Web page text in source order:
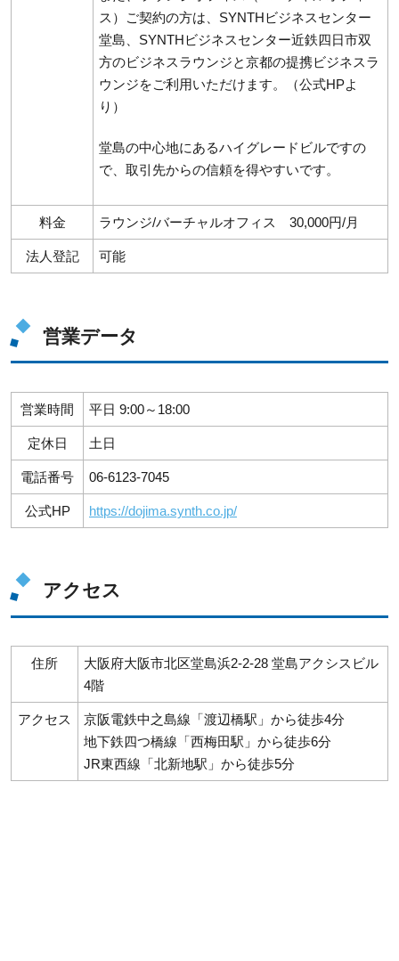
ス）ご契約の方は、SYNTHビジネスセンター
堂島、SYNTHビジネスセンター近鉄四日市双
方のビジネスラウンジと京都の提携ビジネスラ
ウンジをご利用いただけます。（公式HPよ
り）
堂島の中心地にあるハイグレードビルですの
で、取引先からの信頼を得やすいです。
料金 ラウンジ/バーチャルオフィス 30,000円/月
法人登記 可能
営業データ
営業時間 平日 9:00～18:00
定休日 土日
電話番号 06-6123-7045
公式HP https://dojima.synth.co.jp/
アクセス
住所
大阪府大阪市北区堂島浜2-2-28 堂島アクシスビル
4階
アクセス
京阪電鉄中之島線「渡辺橋駅」から徒歩4分
地下鉄四つ橋線「西梅田駅」から徒歩6分
JR東西線「北新地駅」から徒歩5分